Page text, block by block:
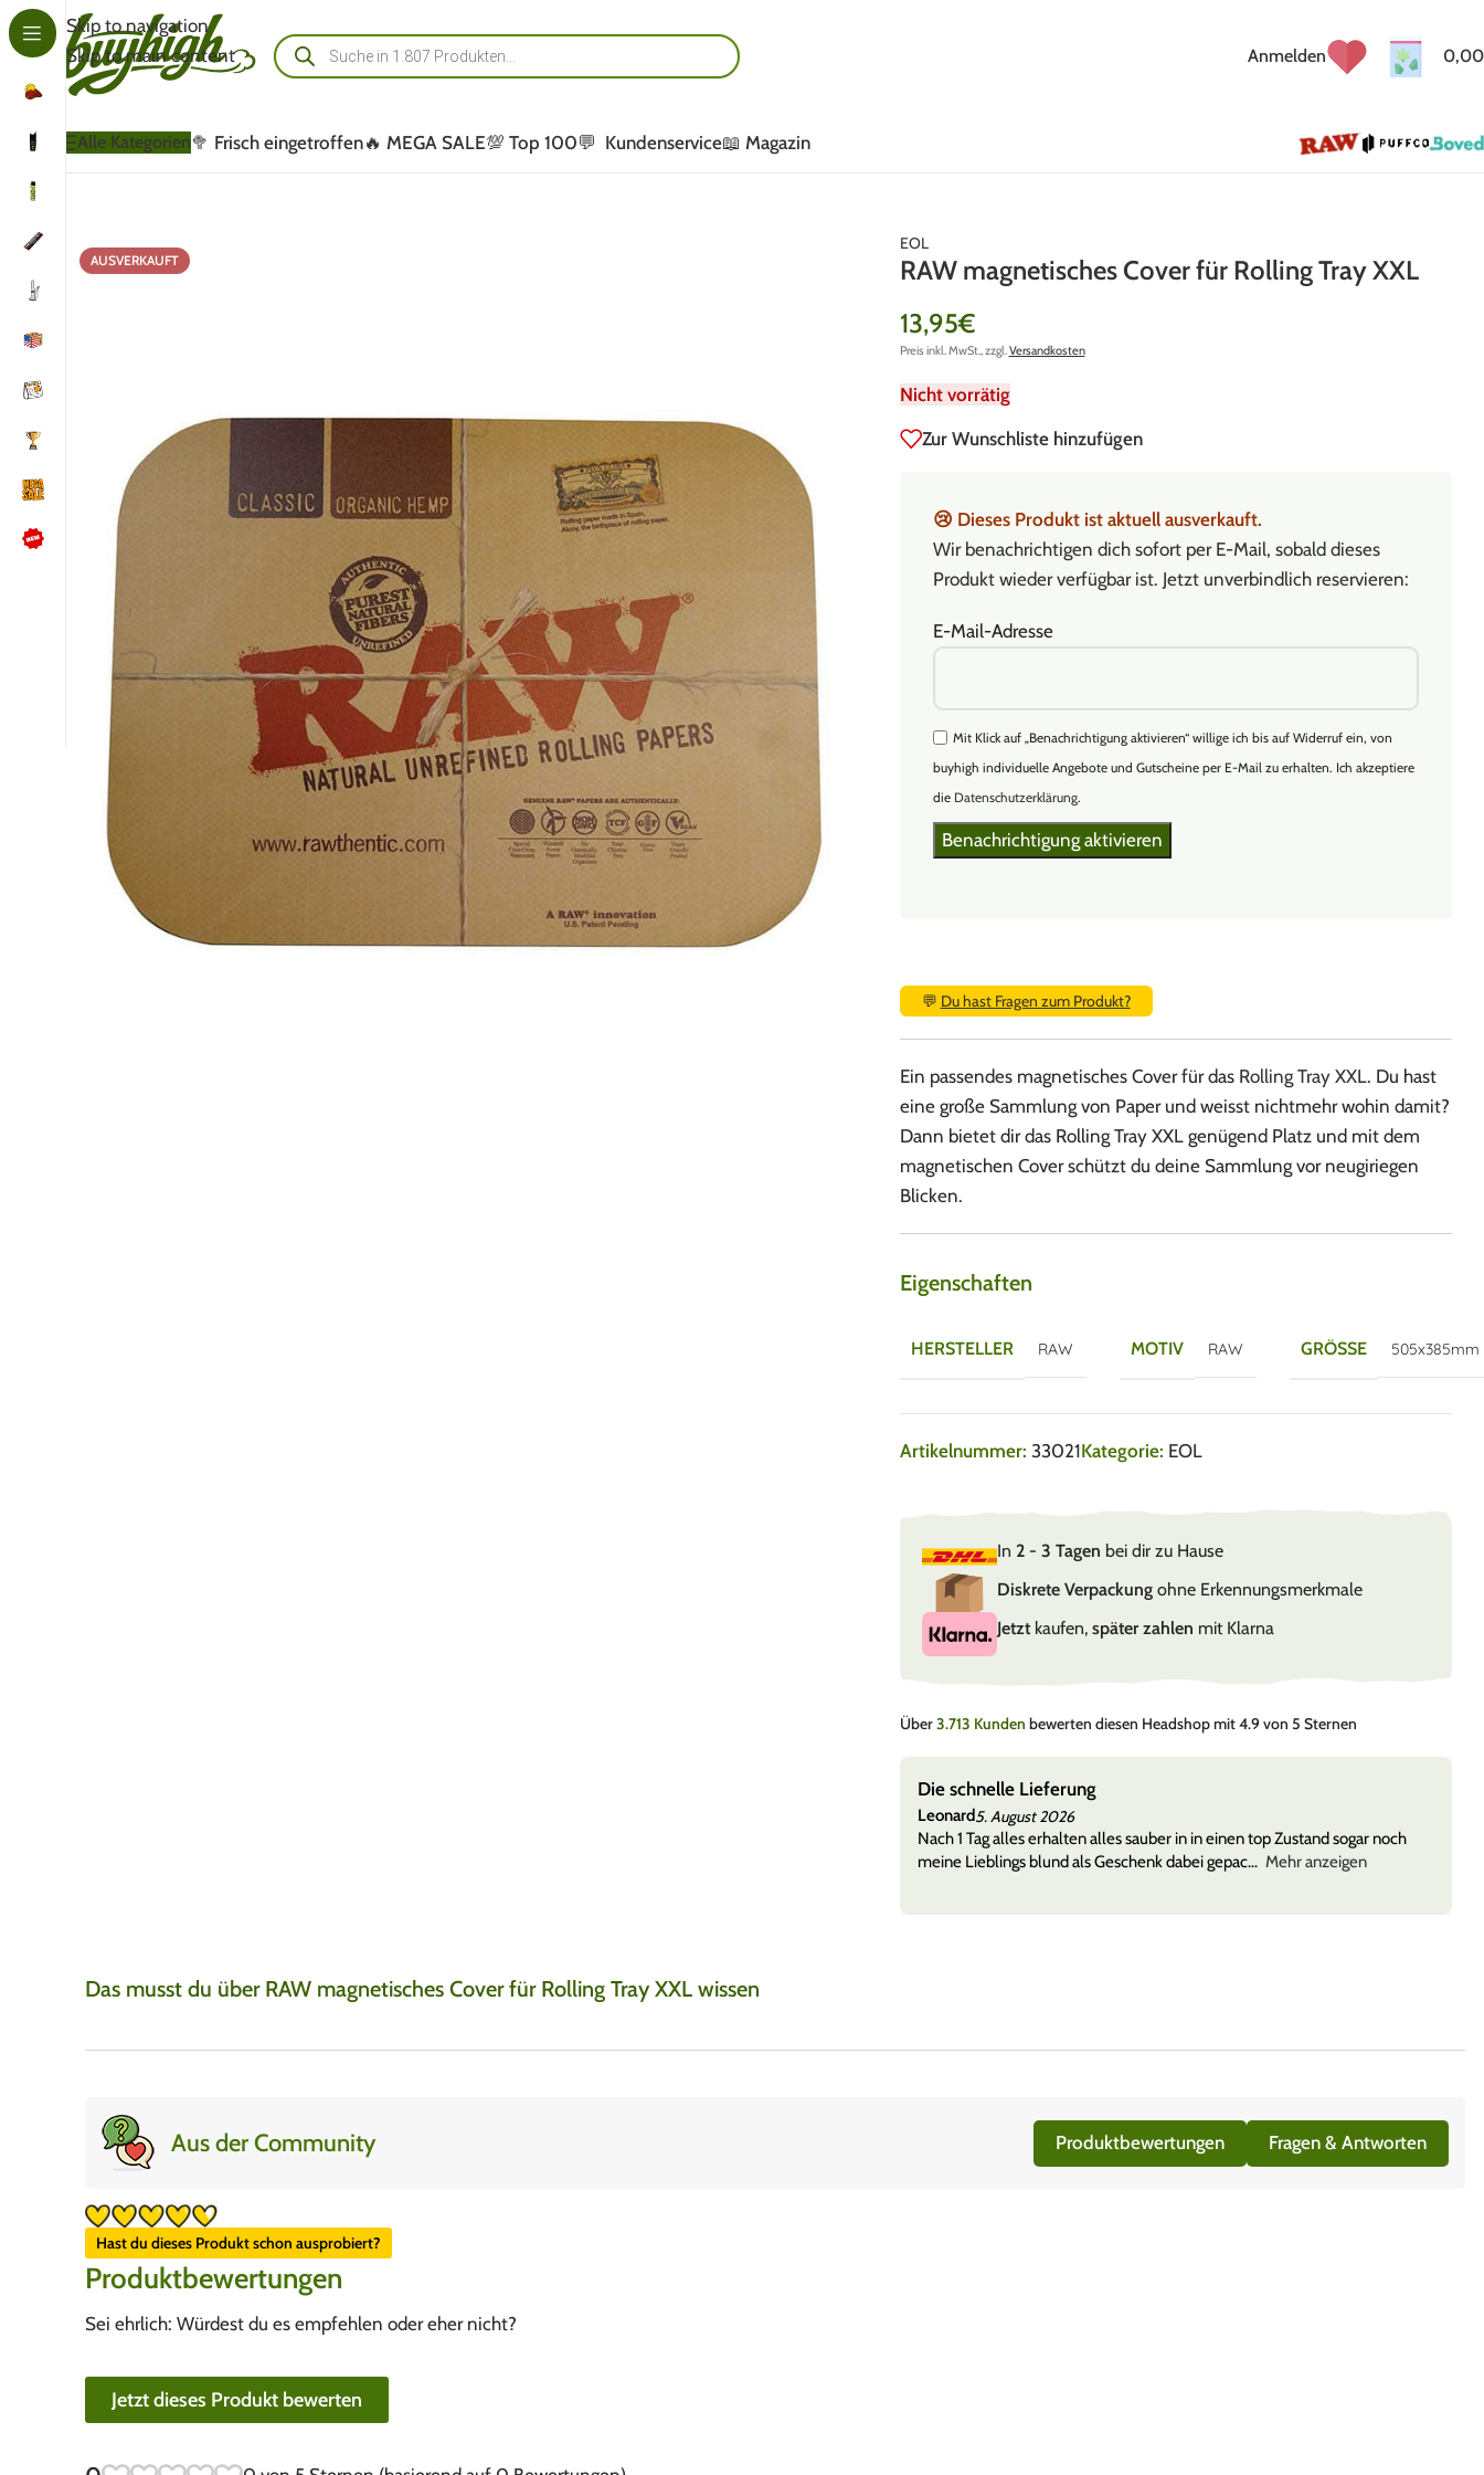
Skip to navigation
Skip to main content
NÜTZLICHES
Kundenbewertungen lesen
Schreib uns auf WhatsApp
Kundenservice kontaktieren
🍪 Cookie-Einstellungen ändern
Anmelden 0,00
Alle Kategorien🥦 Frisch eingetroffen🔥 MEGA SALE💯 Top 100💬 Kundenservice📖 Magazin
AUSVERKAUFT
EOL
RAW magnetisches Cover für Rolling Tray XXL
13,95€
Preis inkl. MwSt., zzgl.Versandkosten
Nicht vorrätig
Zur Wunschliste hinzufügen
😢 Dieses Produkt ist aktuell ausverkauft.
Wir benachrichtigen dich sofort per E-Mail, sobald dieses
Produkt wieder verfügbar ist. Jetzt unverbindlich reservieren:
E-Mail-Adresse
Mit Klick auf „Benachrichtigung aktivieren“ willige ich bis auf Widerruf ein, von
buyhigh individuelle Angebote und Gutscheine per E-Mail zu erhalten. Ich akzeptiere
die Datenschutzerklärung.
💬 Du hast Fragen zum Produkt?
Ein passendes magnetisches Cover für das Rolling Tray XXL. Du hast
eine große Sammlung von Paper und weisst nichtmehr wohin damit?
Dann bietet dir das Rolling Tray XXL genügend Platz und mit dem
magnetischen Cover schützt du deine Sammlung vor neugiriegen
Blicken.
Eigenschaften
HERSTELLER RAW MOTIV RAW GRÖSSE 505x385mm
Artikelnummer: 33021Kategorie: EOL
In 2 - 3 Tagen bei dir zu Hause
Diskrete Verpackungohne Erkennungsmerkmale
Jetztkaufen, später zahlen mit Klarna
Über3.713 Kunden bewerten diesen Headshop mit 4.9 von 5 Sternen
Die schnelle Lieferung
Leonard5. August 2026
Nach 1 Tag alles erhalten alles sauber in in einen top Zustand sogar noch
meine Lieblings blund als Geschenk dabei gepac
Mehr anzeigen
Das musst du über RAW magnetisches Cover für Rolling Tray XXL wissen
Aus der Community Produktbewertungen Fragen & Antworten
Hast du dieses Produkt schon ausprobiert?
Produktbewertungen
Sei ehrlich: Würdest du es empfehlen oder eher nicht?
Jetzt dieses Produkt bewerten